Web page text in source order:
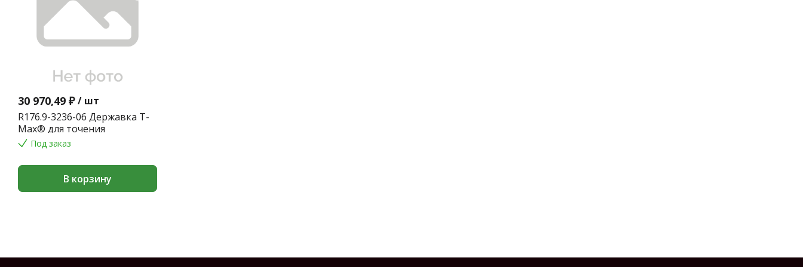
30 970,49 ₽ / шт
R176.9-3236-06 Державка T-
Max® для точения
Под заказ
В корзину